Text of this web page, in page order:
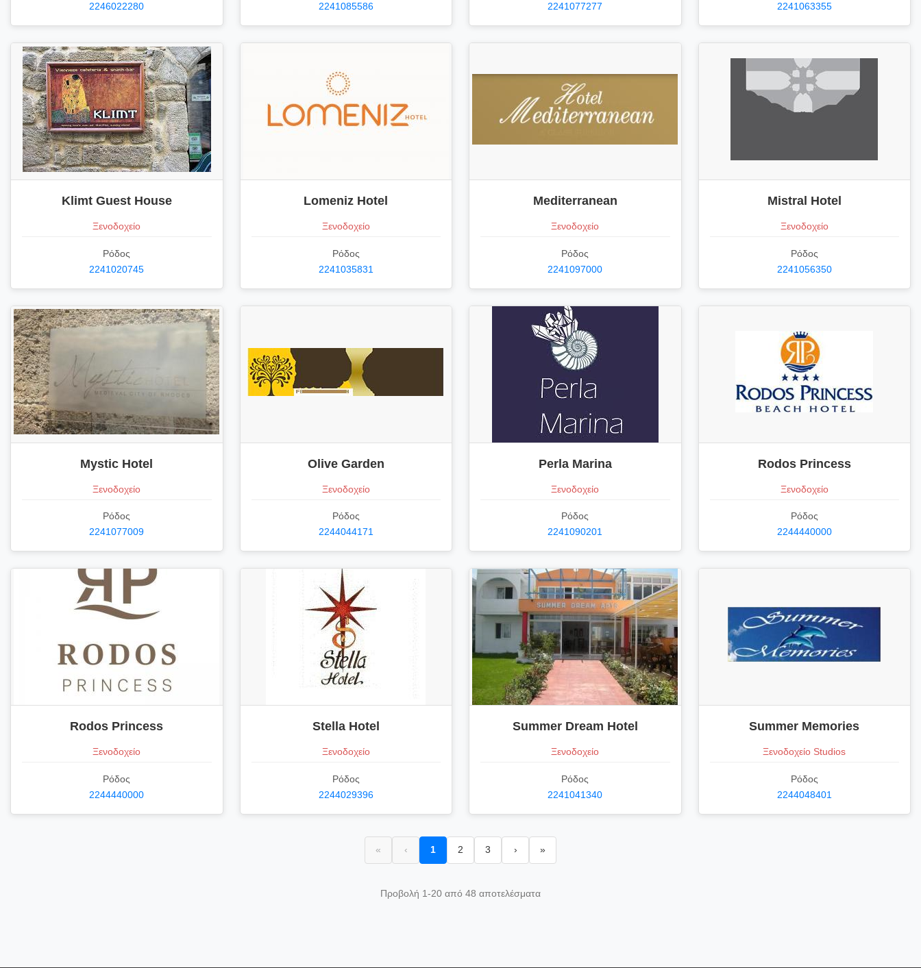
2246022280
2241085586
2241077277
2241063355
Klimt Guest House
Ξενοδοχείο
Ρόδος
2241020745
Lomeniz Hotel
Ξενοδοχείο
Ρόδος
2241035831
Mediterranean
Ξενοδοχείο
Ρόδος
2241097000
Mistral Hotel
Ξενοδοχείο
Ρόδος
2241056350
Mystic Hotel
Ξενοδοχείο
Ρόδος
2241077009
Olive Garden
Ξενοδοχείο
Ρόδος
2244044171
Perla Marina
Ξενοδοχείο
Ρόδος
2241090201
Rodos Princess
Ξενοδοχείο
Ρόδος
2244440000
Rodos Princess
Ξενοδοχείο
Ρόδος
2244440000
Stella Hotel
Ξενοδοχείο
Ρόδος
2244029396
Summer Dream Hotel
Ξενοδοχείο
Ρόδος
2241041340
Summer Memories
Ξενοδοχείο Studios
Ρόδος
2244048401
« ‹ 1 2 3 › »
Προβολή 1-20 από 48 αποτελέσματα